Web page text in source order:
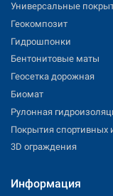
Универсальные
Геокомпозит
Гидрошпонки
Бентонитовые маты
Геосетка дорожная
Биомат
Рулонная
Покрытия спортивных
3D ограждения
Информация